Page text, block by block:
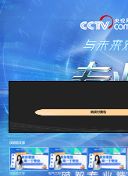
购买付费包
汉语言文学 电气工程 会计学
汉语言文学